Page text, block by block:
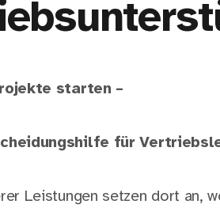
starten –
für
Leistungen setzen dort an,